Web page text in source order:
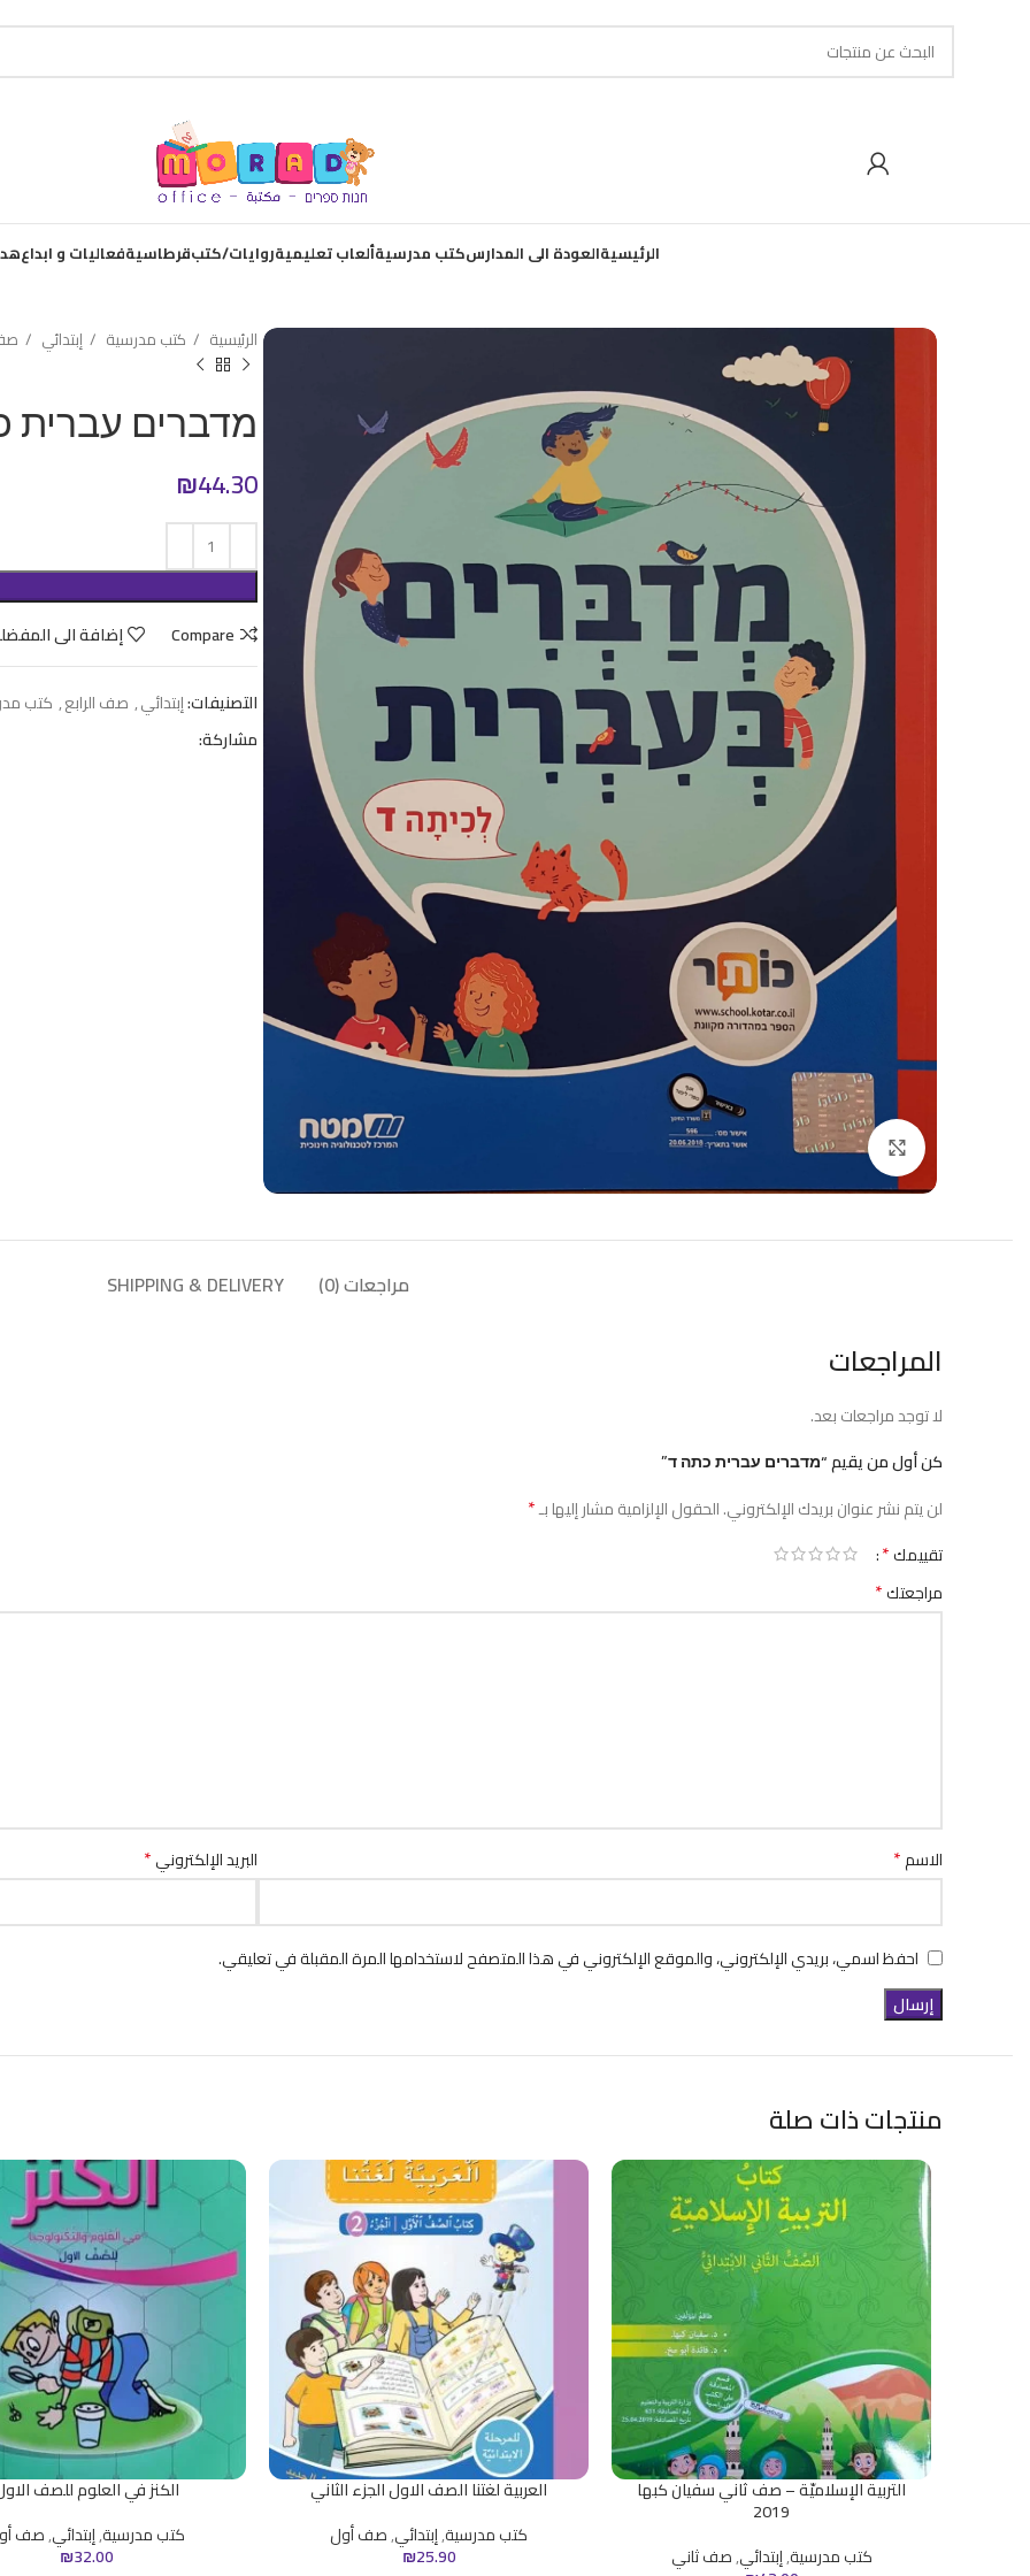
الرئيسيةالعودة الى المدارسكتب مدرسيةألعاب تعليميةروايات/كتبقرطاسيةفعاليات و ابداع
Click to enlarge
الرئيسية كتب مدرسية إبتدائي
מדברים
₪44.30
Compare
إضافة الى
التصنيفات:إبتدائي, صف الرابع, كتب
مشاركة:
مراجعات (0) SHIPPING & DELIVERY
المراجعات
لا توجد مراجعات بعد.
كن أول من يقيم “מדברים עברית כתה ד”
لن يتم نشر عنوان بريدك الإلكتروني.الحقول الإلزامية مشار إليها بـ*
تقييمك*
مراجعتك*
الاسم* البريد الإلكتروني*
احفظ اسمي، بريدي الإلكتروني، والموقع الإلكتروني في هذا المتصفح لاستخدامها المرة المقبلة في تعليقي.
منتجات ذات صلة
التربية الإسلاميّة – صف ثاني سفيان كبها
2019
كتب مدرسية,إبتدائي,صف ثاني
العربية لغتنا الصف الاول الجزء الثاني
كتب مدرسية,إبتدائي,صف أول
₪25.90
الكنز في العلوم للصف
كتب مدرسية,إبتدائي,صف
₪32.00